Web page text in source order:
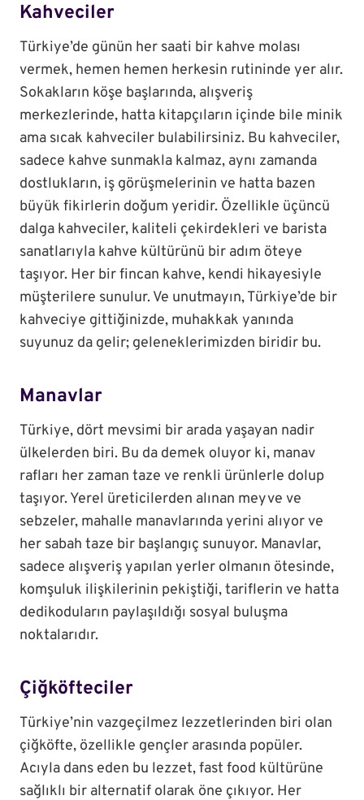
Kahveciler
Türkiye’de günün her saati bir kahve molası
vermek, hemen hemen herkesin rutininde yer alır.
Sokakların köşe başlarında, alışveriş
merkezlerinde, hatta kitapçıların içinde bile minik
ama sıcak kahveciler bulabilirsiniz. Bu kahveciler,
sadece kahve sunmakla kalmaz, aynı zamanda
dostlukların, iş görüşmelerinin ve hatta bazen
büyük fikirlerin doğum yeridir. Özellikle üçüncü
dalga kahveciler, kaliteli çekirdekleri ve barista
sanatlarıyla kahve kültürünü bir adım öteye
taşıyor. Her bir fincan kahve, kendi hikayesiyle
müşterilere sunulur. Ve unutmayın, Türkiye’de bir
kahveciye gittiğinizde, muhakkak yanında
suyunuz da gelir; geleneklerimizden biridir bu.
Manavlar
Türkiye, dört mevsimi bir arada yaşayan nadir
ülkelerden biri. Bu da demek oluyor ki, manav
rafları her zaman taze ve renkli ürünlerle dolup
taşıyor. Yerel üreticilerden alınan meyve ve
sebzeler, mahalle manavlarında yerini alıyor ve
her sabah taze bir başlangıç sunuyor. Manavlar,
sadece alışveriş yapılan yerler olmanın ötesinde,
komşuluk ilişkilerinin pekiştiği, tariflerin ve hatta
dedikoduların paylaşıldığı sosyal buluşma
noktalarıdır.
Çiğköfteciler
Türkiye’nin vazgeçilmez lezzetlerinden biri olan
çiğköfte, özellikle gençler arasında popüler.
Acıyla dans eden bu lezzet, fast food kültürüne
sağlıklı bir alternatif olarak öne çıkıyor. Her